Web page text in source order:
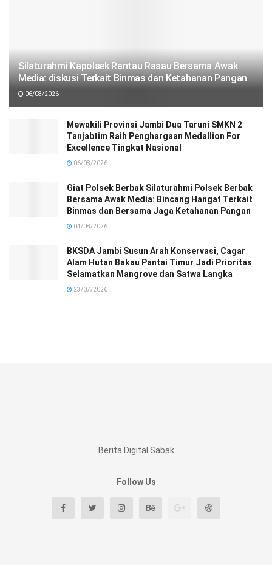
Silaturahmi Kapolsek Rantau Rasau Bersama Awak
Media: diskusi Terkait Binmas dan Ketahanan Pangan
06/08/2026
Mewakili Provinsi Jambi Dua Taruni SMKN 2
Tanjabtim Raih Penghargaan Medallion For
Excellence Tingkat Nasional
06/08/2026
Giat Polsek Berbak Silaturahmi Polsek Berbak
Bersama Awak Media: Bincang Hangat Terkait
Binmas dan Bersama Jaga Ketahanan Pangan
04/08/2026
BKSDA Jambi Susun Arah Konservasi, Cagar
Alam Hutan Bakau Pantai Timur Jadi Prioritas
Selamatkan Mangrove dan Satwa Langka
23/07/2026
Berita Digital Sabak
Follow Us